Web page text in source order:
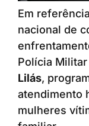
Em
nacional de
Polícia
Lilás,
atendimento
mulheres